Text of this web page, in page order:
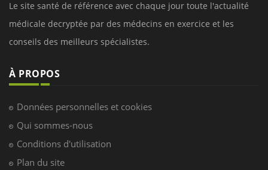
Le site santé de référence avec chaque jour toute l'actualité
médicale decryptée par des médecins en exercice et les
conseils des meilleurs spécialistes.
À PROPOS
Données personnelles et cookies
Qui sommes-nous
Conditions d'utilisation
Plan du site